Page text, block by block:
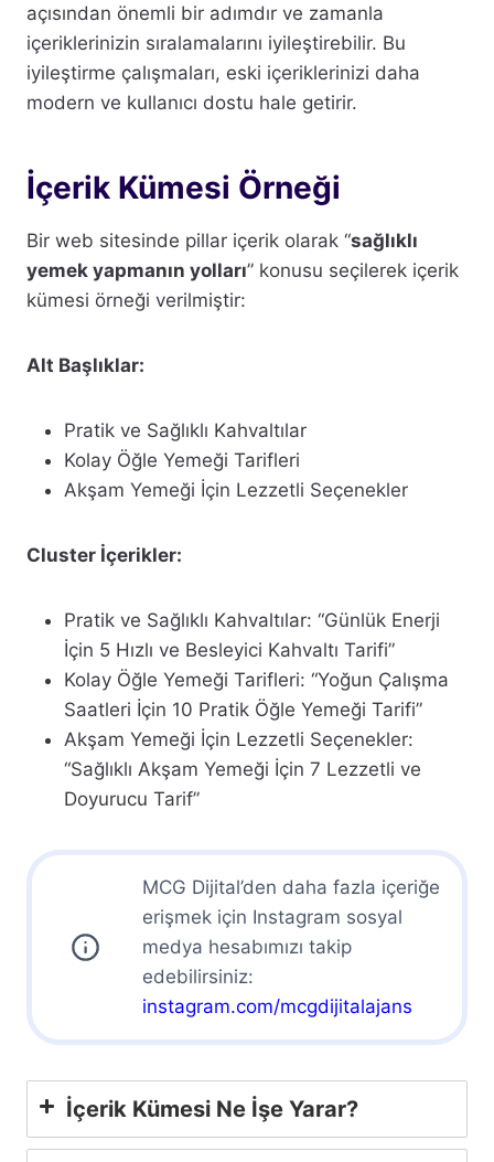
açısından önemli bir adımdır ve zamanla
içeriklerinizin sıralamalarını iyileştirebilir. Bu
iyileştirme çalışmaları, eski içeriklerinizi daha
modern ve kullanıcı dostu hale getirir.
İçerik Kümesi Örneği
Bir web sitesinde pillar içerik olarak “sağlıklı
yemek yapmanın yolları” konusu seçilerek içerik
kümesi örneği verilmiştir:
Alt Başlıklar:
Pratik ve Sağlıklı Kahvaltılar
Kolay Öğle Yemeği Tarifleri
Akşam Yemeği İçin Lezzetli Seçenekler
Cluster İçerikler:
Pratik ve Sağlıklı Kahvaltılar: “Günlük Enerji
İçin 5 Hızlı ve Besleyici Kahvaltı Tarifi”
Kolay Öğle Yemeği Tarifleri: “Yoğun Çalışma
Saatleri İçin 10 Pratik Öğle Yemeği Tarifi”
Akşam Yemeği İçin Lezzetli Seçenekler:
“Sağlıklı Akşam Yemeği İçin 7 Lezzetli ve
Doyurucu Tarif”
MCG Dijital’den daha fazla içeriğe
erişmek için Instagram sosyal
medya hesabımızı takip
edebilirsiniz:
instagram.com/mcgdijitalajans
İçerik Kümesi Ne İşe Yarar?